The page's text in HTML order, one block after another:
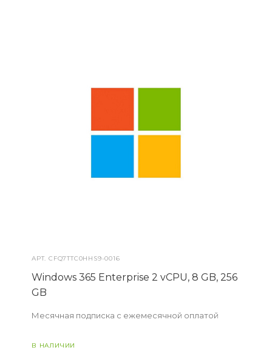
АРТ.CFQ7TTC0HHS9-0016
Windows 365 Enterprise 2 vCPU, 8 GB, 256
GB
Месячная подписка с ежемесячной оплатой
В НАЛИЧИИ